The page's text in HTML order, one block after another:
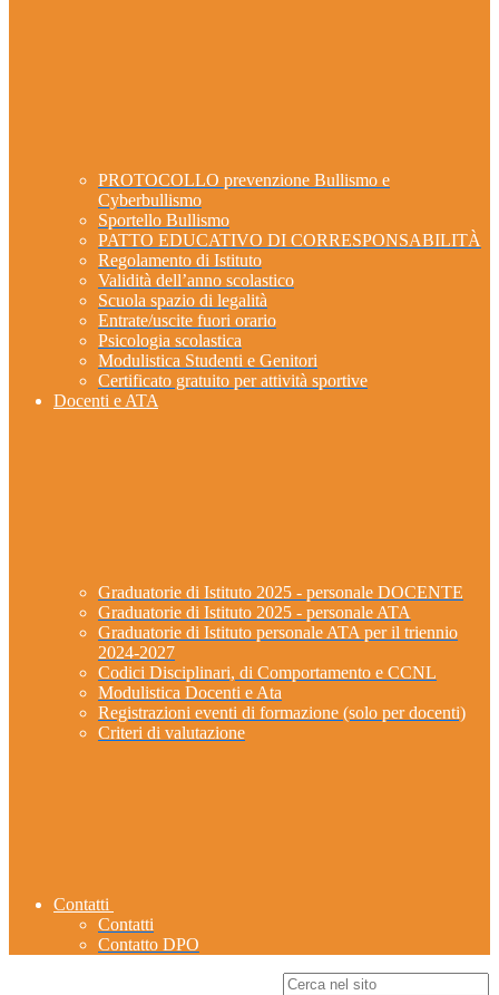
PROTOCOLLO prevenzione Bullismo e
Cyberbullismo
Sportello Bullismo
PATTO EDUCATIVO DI CORRESPONSABILITÀ
Regolamento di Istituto
Validità dell’anno scolastico
Scuola spazio di legalità
Entrate/uscite fuori orario
Psicologia scolastica
Modulistica Studenti e Genitori
Certificato gratuito per attività sportive
Docenti e ATA
Graduatorie di Istituto 2025 - personale DOCENTE
Graduatorie di Istituto 2025 - personale ATA
Graduatorie di Istituto personale ATA per il triennio
2024-2027
Codici Disciplinari, di Comportamento e CCNL
Modulistica Docenti e Ata
Registrazioni eventi di formazione (solo per docenti)
Criteri di valutazione
Contatti
Contatti
Contatto DPO